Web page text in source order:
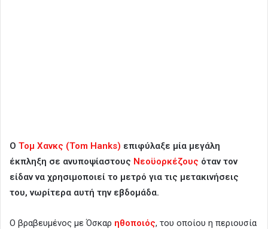
Ο Τομ Χανκς (Tom Hanks) επιφύλαξε μία μεγάλη
έκπληξη σε ανυποψίαστους Νεοϋορκέζους όταν τον
είδαν να χρησιμοποιεί το μετρό για τις μετακινήσεις
του, νωρίτερα αυτή την εβδομάδα.
Ο βραβευμένος με Όσκαρ ηθοποιός, του οποίου η περιουσία